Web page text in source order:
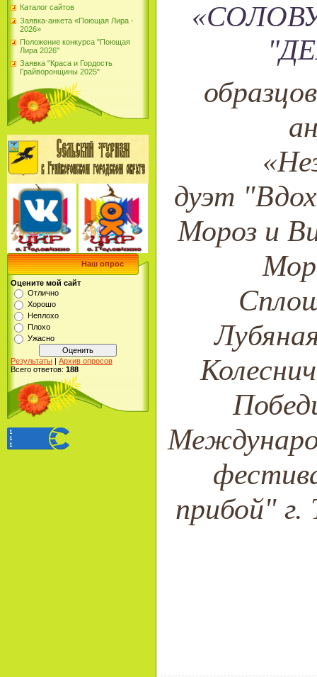
Каталог сайтов
Заявка-анкета «Поющая Лира -
2026»
Положение конкурса "Поющая
Лира 2026"
Заявка "Краса и Гордость
Грайворонщины 2025"
Наш опрос
Оцените мой сайт
Отлично
Хорошо
Неплохо
Плохо
Ужасно
Результаты | Архив опросов
Всего ответов: 188
дуэт
Мороз и
прибой" г.